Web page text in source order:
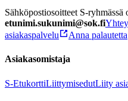
Sähköpostiosoitteet S-ryhmässä
etunimi.sukunimi@sok.fi
asiakaspalvelu
Anna palautetta
Asiakasomistaja
S-EtukorttiLiittymisedutLiity